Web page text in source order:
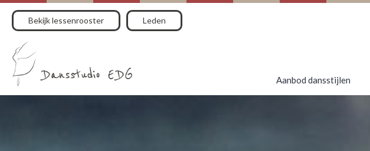
Bekijk lessenrooster Leden
Aanbod dansstijlen